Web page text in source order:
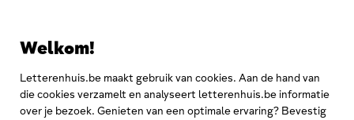
Welkom!
Letterenhuis.be maakt gebruik van cookies. Aan de hand van
die cookies verzamelt en analyseert letterenhuis.be informatie
over je bezoek. Genieten van een optimale ervaring? Bevestig
De jongerenreporters blazen het stof van de liefdesbrieven
liefde zindert tot vandaag na.